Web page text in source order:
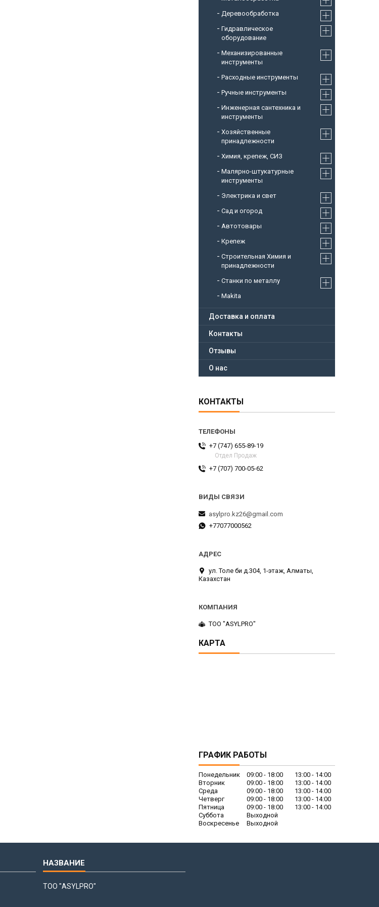
Деревообработка
Гидравлическое
оборудование
Механизированные
инструменты
Расходные инструменты
Ручные инструменты
Инженерная сантехника и
инструменты
Хозяйственные
принадлежности
Химия, крепеж, СИЗ
Малярно-штукатурные
инструменты
Электрика и свет
Сад и огород
Автотовары
Крепеж
Строительная Химия и
принадлежности
Станки по металлу
Makita
Доставка и оплата
Контакты
Отзывы
О нас
КОНТАКТЫ
+7 (747) 655-89-19
Отдел Продаж
+7 (707) 700-05-62
asylpro.kz26@gmail.com
+77077000562
ул. Толе би д.304, 1-этаж, Алматы,
Казахстан
ТОО "ASYLPRO"
КАРТА
ГРАФИК РАБОТЫ
Понедельник 09:00 18:00 13:00
14:00
Вторник
09:00 18:00 13:00
14:00
Среда
09:00 18:00 13:00
14:00
Четверг
09:00 18:00 13:00
14:00
Пятница
09:00 18:00 13:00
14:00
Суббота
Выходной
Воскресенье
Выходной
ТОО "ASYLPRO"